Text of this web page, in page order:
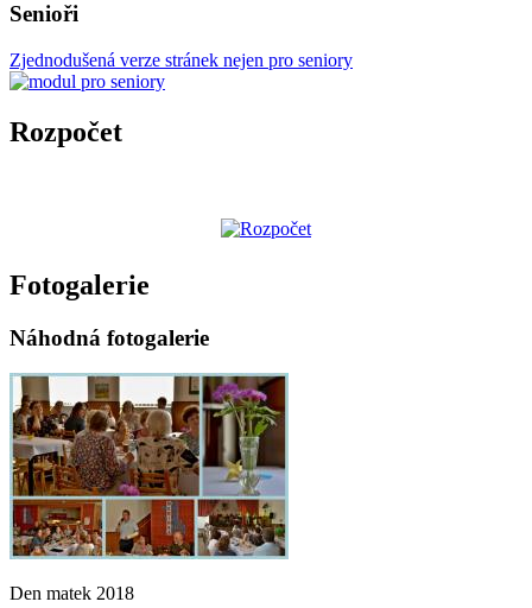
Senioři
Zjednodušená verze stránek nejen pro seniory
Rozpočet
Fotogalerie
Náhodná fotogalerie
Den matek 2018